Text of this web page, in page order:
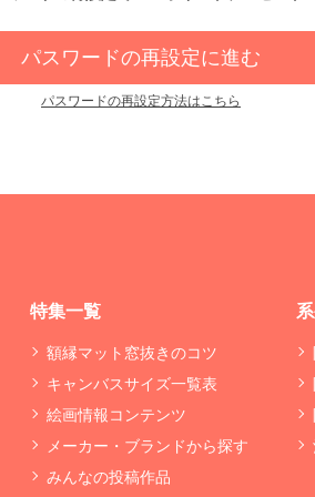
パスワードの再設定に進む
パスワードの再設定方法はこちら
特集一覧
額縁マット窓抜きのコツ
キャンバスサイズ一覧表
絵画情報コンテンツ
メーカー・ブランドから探す
みんなの投稿作品